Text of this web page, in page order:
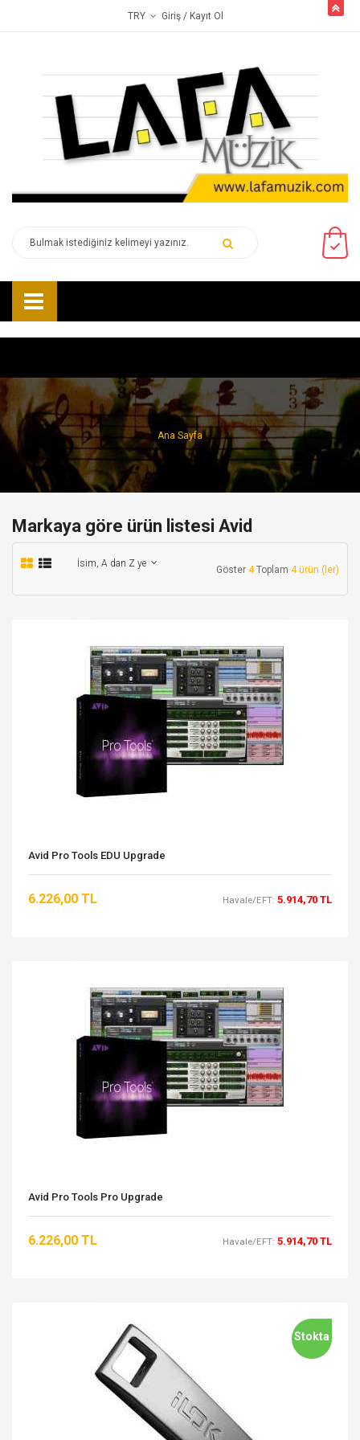
TRY Giriş / Kayıt Ol
Ana Sayfa
Markaya göre ürün listesi Avid
İsim, A dan Z ye
Göster 4Toplam 4 ürün (ler)
Avid Pro Tools EDU Upgrade
6.226,00 TL Havale/EFT: 5.914,70 TL
Avid Pro Tools Pro Upgrade
6.226,00 TL Havale/EFT: 5.914,70 TL
Stokta